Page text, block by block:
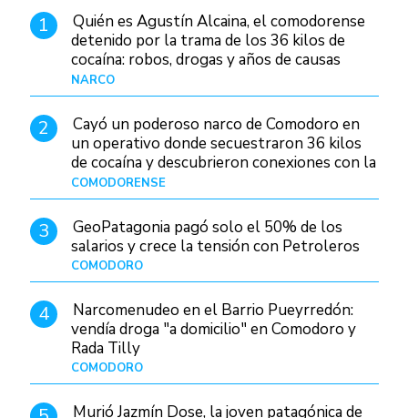
1
Quién es Agustín Alcaina, el comodorense
detenido por la trama de los 36 kilos de
cocaína: robos, drogas y años de causas
judiciales
NARCO
2
Cayó un poderoso narco de Comodoro en
un operativo donde secuestraron 36 kilos
de cocaína y descubrieron conexiones con la
Patagonia
COMODORENSE
3
GeoPatagonia pagó solo el 50% de los
salarios y crece la tensión con Petroleros
COMODORO
4
Narcomenudeo en el Barrio Pueyrredón:
vendía droga "a domicilio" en Comodoro y
Rada Tilly
COMODORO
Murió Jazmín Dose, la joven patagónica de